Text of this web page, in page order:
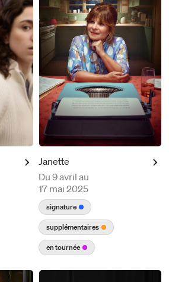
Janette
Du 9 avril au
17 mai 2025
signature
supplémentaires
en tournée